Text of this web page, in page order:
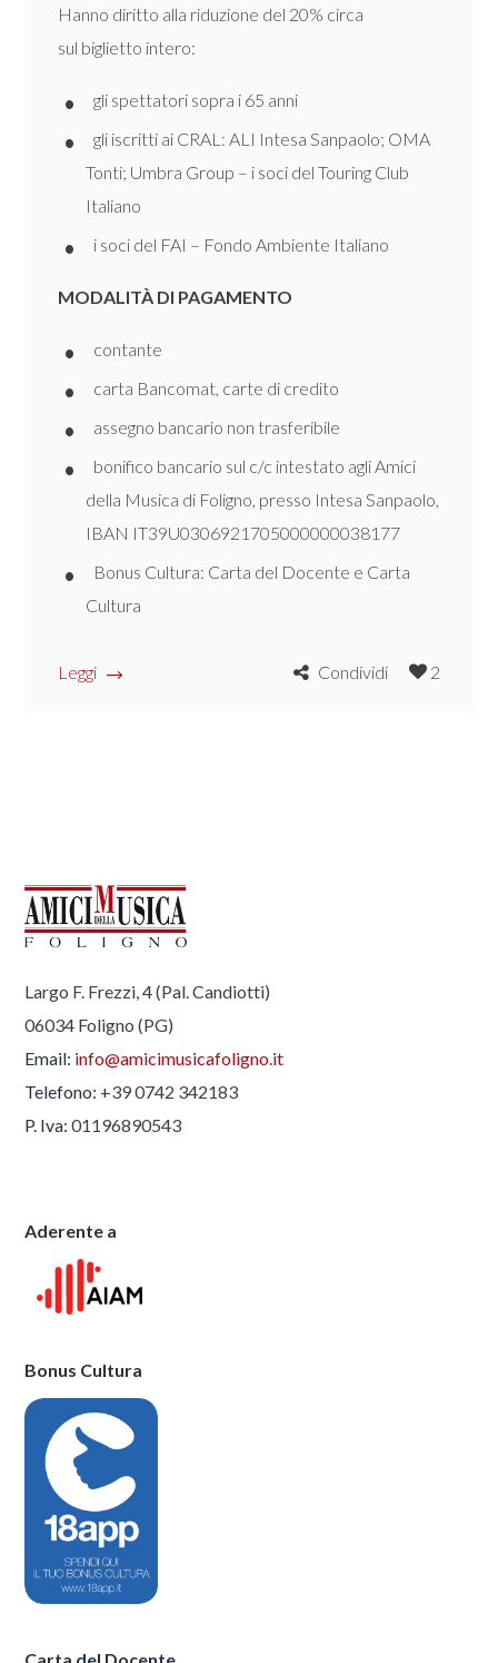
Hanno diritto alla riduzione del 20% circa
sul biglietto intero:
gli spettatori sopra i 65 anni
gli iscritti ai CRAL: ALI Intesa Sanpaolo; OMA
Tonti; Umbra Group – i soci del Touring Club
Italiano
i soci del FAI – Fondo Ambiente Italiano
MODALITÀ DI PAGAMENTO
contante
carta Bancomat, carte di credito
assegno bancario non trasferibile
bonifico bancario sul c/c intestato agli Amici
della Musica di Foligno, presso Intesa Sanpaolo,
IBAN IT39U0306921705000000038177
Bonus Cultura: Carta del Docente e Carta
Cultura
Leggi Condividi 2
Largo F. Frezzi, 4 (Pal. Candiotti)
06034 Foligno (PG)
Email: info@amicimusicafoligno.it
Telefono: +39 0742 342183
P. Iva: 01196890543
Aderente a
Bonus Cultura